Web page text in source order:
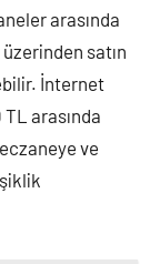
arasında
satın
İnternet
arasında
ve